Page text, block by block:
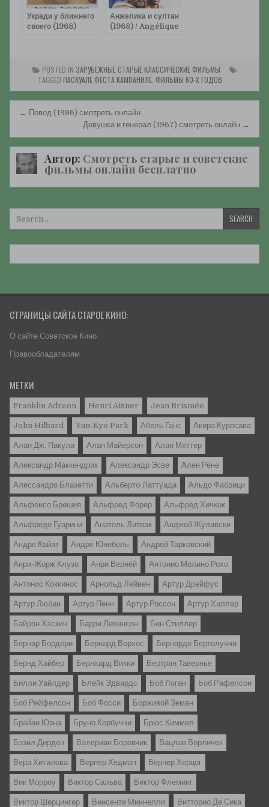
Укради у ближнего
своего (1968)
Анжелика и султан
(1968) / Angélique
POSTED IN ЗАРУБЕЖНЫЕ СТАРЫЕ КЛАССИЧЕСКИЕ ФИЛЬМЫ
TAGGED ПАСКУАЛЕ ФЕСТА КАМПАНИЛЕ ФИЛЬМЫ 60-Х ГОДОВ
Навигация
записям
← Повод (1986) смотреть онлайн
Девушка и генерал (1967) смотреть онлайн →
Автор: Смотреть старые и советские
фильмы онлайн бесплатно
СТРАНИЦЫ САЙТА СТАРОЕ КИНО:
О сайте Советское Кино
Правообладателям
МЕТКИ
Franklin Adreon Henri Aisner Jean Brismée
John Hilbard Yun-Kyo Park Абель Ганс Акира Куросава
Алан Дж. Пакула Алан Майерсон Алан Меттер
Александр Маккендрик Александр Эсве Ален Рене
Алессандро Блазетти Альбертo Латтуада Альдо Фабрици
Альфонсо Брешия Альфред Форер Альфред Хичкок
Альфредо Гуарини Анатоль Литвак Анджей Жулавски
Андре Кайат Андре Юнебель Андрей Тарковский
Анри-Жорж Клузо Анри Вернёй Антонио Молино Рохо
Антонис Коккинос Арнольд Лейвен Артур Дрейфус
Артур Любин Артур Пенн Артур Россон Артур Хиллер
Байрон Хэскин Барри Левинсон Бен Стиллер
Бернар Бордери Бернард Ворхос Бернардо Бертолуччи
Бернд Хайбер Бернхард Викки Бертран Тавернье
Билли Уайлдер Блейк Эдвардс Боб Логан Боб Рафелсон
Боб Рейфелсон Боб Фосси Борживой Земан
Брайан Юзна Бруно Корбуччи Брюс Киммел
Бэзил Дирден Валериан Боровчик Вацлав Ворличек
Вера Хитилова Вернер Хедман Вернер Херцог
Вик Морроу Виктор Сальва Виктор Флеминг
Виктор Шерцингер Винсенте Миннелли Витторио Де Сика